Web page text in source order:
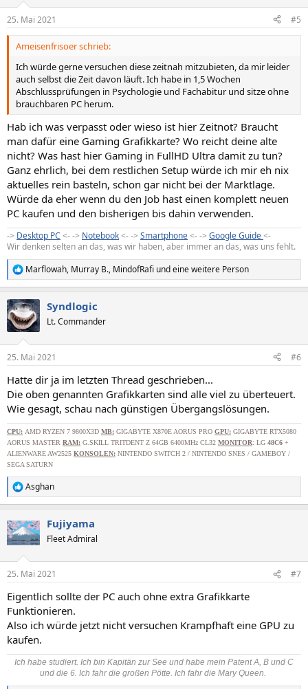
e
n
25. Mai 2021 #5
Ameisenfrisoer schrieb:
Ich würde gerne versuchen diese zeitnah mitzubieten, da mir leider
auch selbst die Zeit davon läuft. Ich habe in 1,5 Wochen
Abschlussprüfungen in Psychologie und Fachabitur und sitze ohne
brauchbaren PC herum.
Hab ich was verpasst oder wieso ist hier Zeitnot? Braucht
man dafür eine Gaming Grafikkarte? Wo reicht deine alte
nicht? Was hast hier Gaming in FullHD Ultra damit zu tun?
Ganz ehrlich, bei dem restlichen Setup würde ich mir eh nix
aktuelles rein basteln, schon gar nicht bei der Marktlage.
Würde da eher wenn du den Job hast einen komplett neuen
PC kaufen und den bisherigen bis dahin verwenden.
-> Desktop PC <- -> Notebook<- -> Smartphone<- -> Google Guide<-
Wir denken selten an das, was wir haben, aber immer an das, was uns fehlt.
R
e
k
t
i
e
:
Marflowah, Murray B., MindofRafi und eine weitere Person
Syndlogic
Lt. Commander
25. Mai 2021 #6
Hatte dir ja im letzten Thread geschrieben...
Die oben genannten Grafikkarten sind alle viel zu überteuert.
Wie gesagt, schau nach günstigen Übergangslösungen.
CPU: AMD RYZEN 7 9800X3D MB: GIGABYTE X870E AORUS PRO GPU: GIGABYTE RTX5080
AORUS MASTER RAM: G.SKILL TRITDENT Z 64GB 6400MHz CL32 MONITOR: LG 48C6 +
ALIENWARE AW2525 KONSOLEN: NINTENDO SWITCH 2 / NINTENDO SNES / GAMEBOY /
SEGA SATURN
R
e
k
t
i
e
:
Asghan
Fujiyama
Fleet Admiral
25. Mai 2021 #7
Eigentlich sollte der PC auch ohne extra Grafikkarte
Funktionieren.
Also ich würde jetzt nicht versuchen Krampfhaft eine GPU zu
kaufen.
Ich habe studiert. Ich bin Kapitän zur See und habe mein Patent A, B und C
und die 6. Ich fahr die großen Pötte. Ich fahr die Mary Queen.